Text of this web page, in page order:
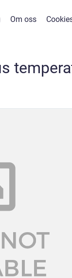
Om oss